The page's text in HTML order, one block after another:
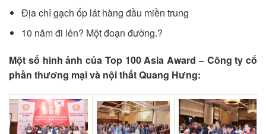
Địa chỉ gạch ốp lát hàng đầu miền trung
10 năm đi lên? Một đoạn đường.?
Một số hình ảnh của Top 100 Asia Award – Công ty cổ
phần thương mại và nội thất Quang Hưng: